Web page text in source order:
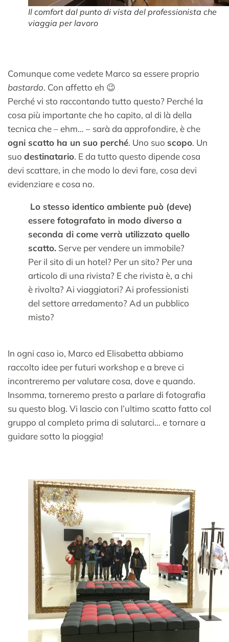
Il comfort dal punto di vista del professionista che
viaggia per lavoro
Comunque come vedete Marco sa essere proprio
bastardo. Con affetto eh 😉
Perché vi sto raccontando tutto questo? Perché la
cosa più importante che ho capito, al di là della
tecnica che – ehm… – sarà da approfondire, è che
ogni scatto ha un suo perché. Uno suo scopo. Un
suo destinatario. E da tutto questo dipende cosa
devi scattare, in che modo lo devi fare, cosa devi
evidenziare e cosa no.
Lo stesso identico ambiente può (deve)
essere fotografato in modo diverso a
seconda di come verrà utilizzato quello
scatto. Serve per vendere un immobile?
Per il sito di un hotel? Per un sito? Per una
articolo di una rivista? E che rivista è, a chi
è rivolta? Ai viaggiatori? Ai professionisti
del settore arredamento? Ad un pubblico
misto?
In ogni caso io, Marco ed Elisabetta abbiamo
raccolto idee per futuri workshop e a breve ci
incontreremo per valutare cosa, dove e quando.
Insomma, torneremo presto a parlare di fotografia
su questo blog. Vi lascio con l’ultimo scatto fatto col
gruppo al completo prima di salutarci… e tornare a
guidare sotto la pioggia!